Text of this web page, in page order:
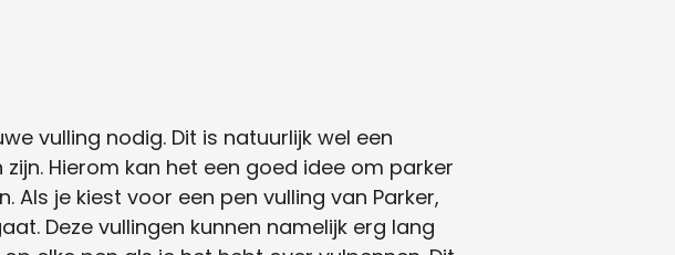
vulling nodig. Dit is natuurlijk wel een
Hierom kan het een goed idee om parker
Als je kiest voor een pen vulling van Parker,
Deze vullingen kunnen namelijk erg lang